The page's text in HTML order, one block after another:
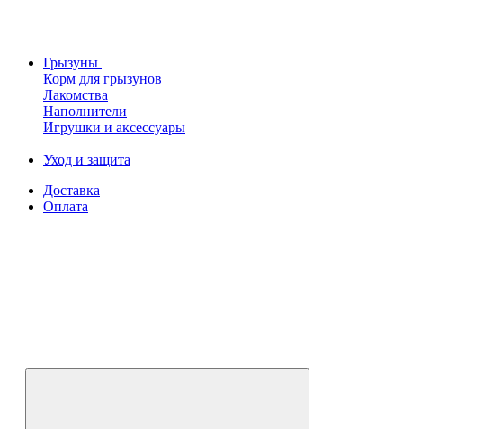
Грызуны
Корм для грызунов
Лакомства
Наполнители
Игрушки и аксессуары
Уход и защита
Доставка
Оплата